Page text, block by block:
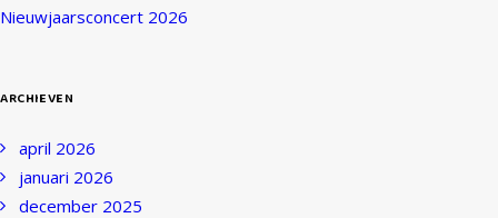
Exact matches only
Nieuwjaarsconcert 2026
ARCHIEVEN
april 2026
januari 2026
december 2025